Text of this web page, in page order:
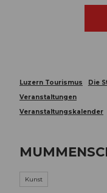
Luzern Tourismus
Die
Veranstaltungen
Veranstaltungskalender
Kunst